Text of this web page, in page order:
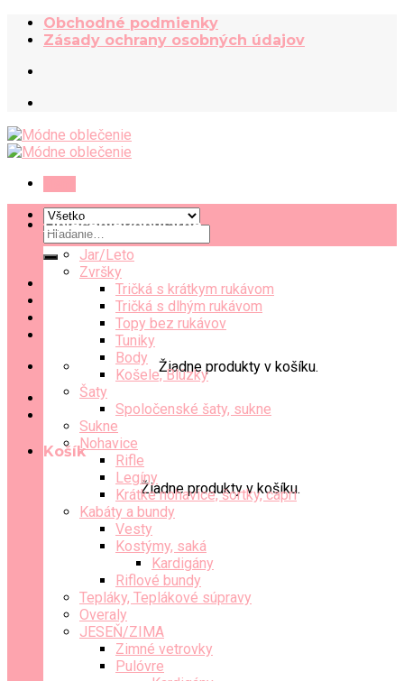
Skip
Obchodné podmienky
Zásady ochrany osobných údajov
Hľadať:
Žiadne produkty v košíku.
Košík
Žiadne produkty v košíku.
Oblečenie
Jar/Leto
Zvršky
Tričká s krátkym rukávom
Tričká s dlhým rukávom
Topy bez rukávov
Tuniky
Body
Košele, Blúzky
Šaty
Spoločenské šaty, sukne
Sukne
Nohavice
Rifle
Legíny
Krátke nohavice, šortky, capri
Kabáty a bundy
Vesty
Kostýmy, saká
Kardigány
Riflové bundy
Tepláky, Teplákové súpravy
Overaly
JESEŇ/ZIMA
Zimné vetrovky
Pulóvre